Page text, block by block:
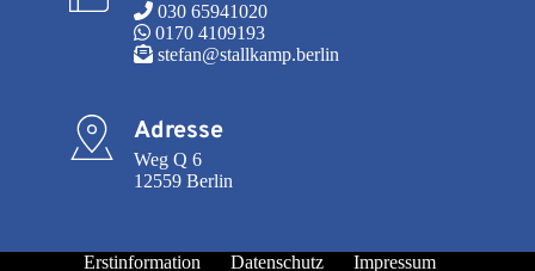
030 65941020
0170 4109193
stefan@stallkamp.berlin
Adresse
Weg Q 6
12559 Berlin
Erstinformation Datenschutz Impressum